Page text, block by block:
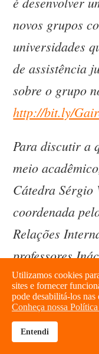
novos grupos
universidades
de assistência
sobre o grupo
http://bit.ly/
Para discutir a
meio
Cátedra
coordenada
Relações
professores
Mezanotti. De
cátedra reúne a
prática social
“Estamos
brightness_high
Utilizamos cookies
sites e fornecer
pode desabilitá-los nas
Conheça nossa
Entendi